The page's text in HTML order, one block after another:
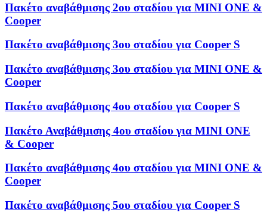
Πακέτο αναβάθμισης 2ου σταδίου για MINI ONE &
Cooper
Πακέτο αναβάθμισης 3ου σταδίου για Cooper S
Πακέτο αναβάθμισης 3ου σταδίου για MINI ONE &
Cooper
Πακέτο αναβάθμισης 4ου σταδίου για Cooper S
Πακέτο Αναβάθμισης 4ου σταδίου για MINI ONE
& Cooper
Πακέτο αναβάθμισης 4ου σταδίου για MINI ONE &
Cooper
Πακέτο αναβάθμισης 5ου σταδίου για Cooper S